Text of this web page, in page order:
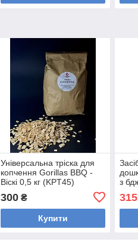
Універсальна тріска для
копчення Gorillas BBQ -
Віскі 0,5 кг (KPT45)
300₴
Купити
з
315